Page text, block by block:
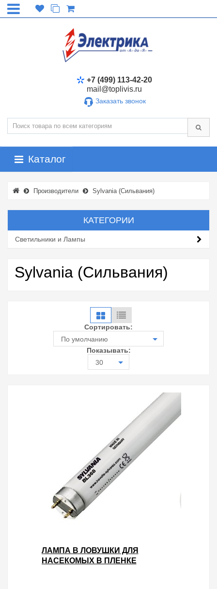
+7 (499) 113-42-20
mail@toplivis.ru
Заказать звонок
Каталог
Производители Sylvania (Сильвания)
КАТЕГОРИИ
Светильники и Лампы
Sylvania (Сильвания)
Сортировать:
По умолчанию
Показывать:
30
ЛАМПА В ЛОВУШКИ ДЛЯ
НАСЕКОМЫХ В ПЛЕНКЕ